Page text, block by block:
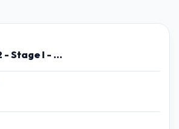
101/2022 - Stage I - Various